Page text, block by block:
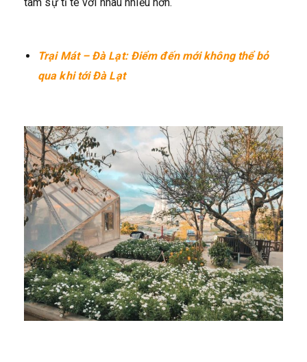
Trại Mát – Đà Lạt: Điểm đến mới không thể bỏ
qua khi tới Đà Lạt